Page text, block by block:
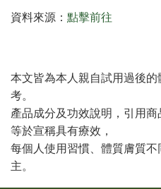
資料來源： 點擊前往
本文皆為本人親自試用過後
考。
產品成分及功效說明，引用
等於宣稱具有療效，
每個人使用習慣、體質膚質
主。